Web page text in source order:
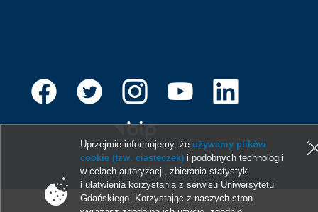
© 2013-2026 Uniwersytet Gdański
Uprzejmie informujemy, że używamy plików
cookie (tzw. ciasteczek) i podobnych technologii
w celach autoryzacji, zbierania statystyk
i ułatwienia korzystania z serwisu Uniwersytetu
Gdańskiego. Korzystając z naszych stron